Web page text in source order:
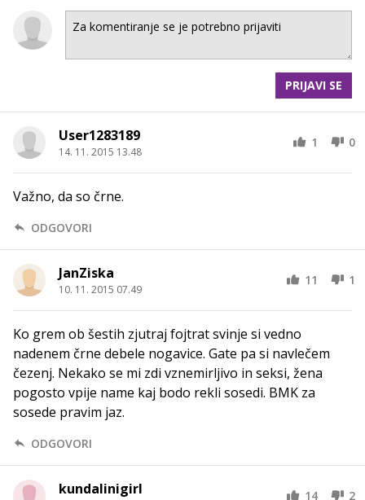
PRIJAVI SE
User1283189
14. 11. 2015 13.48
1 0
Važno, da so črne.
ODGOVORI
JanZiska
10. 11. 2015 07.49
11 1
Ko grem ob šestih zjutraj fojtrat svinje si vedno
nadenem črne debele nogavice. Gate pa si navlečem
čezenj. Nekako se mi zdi vznemirljivo in seksi, žena
pogosto vpije name kaj bodo rekli sosedi. BMK za
sosede pravim jaz.
ODGOVORI
kundalinigirl 14 2